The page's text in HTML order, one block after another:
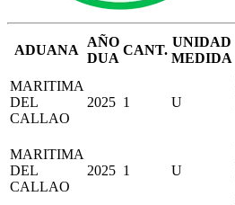
ADUANA
AÑO
DUA
CANT.
UNIDAD
MEDIDA
MARITIMA
DEL
CALLAO
2025 1 U
MARITIMA
DEL
CALLAO
2025 1 U